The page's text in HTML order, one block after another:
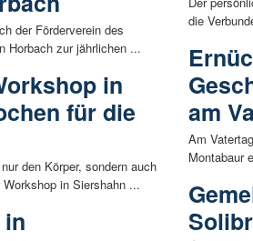
der Förderverein des
Horbach zur jährlichen ...
in
für die
den Körper, sondern auch
in Siershahn ...
die
am
Am
Montabaur